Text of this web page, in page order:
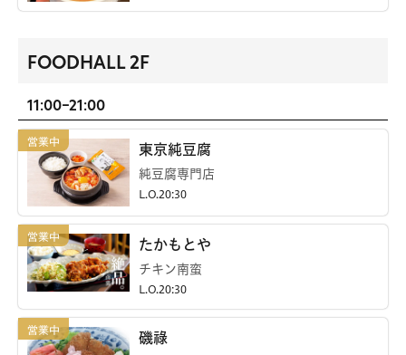
FOODHALL 2F
11:00-21:00
東京純豆腐
純豆腐専門店
L.O.20:30
たかもとや
チキン南蛮
L.O.20:30
磯祿